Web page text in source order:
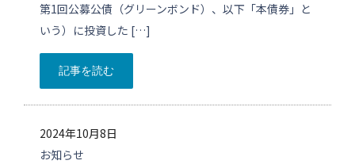
第1回公募公債（グリーンボンド）、以下「本債券」と
いう）に投資した […]
記事を読む
2024年10月8日
お知らせ